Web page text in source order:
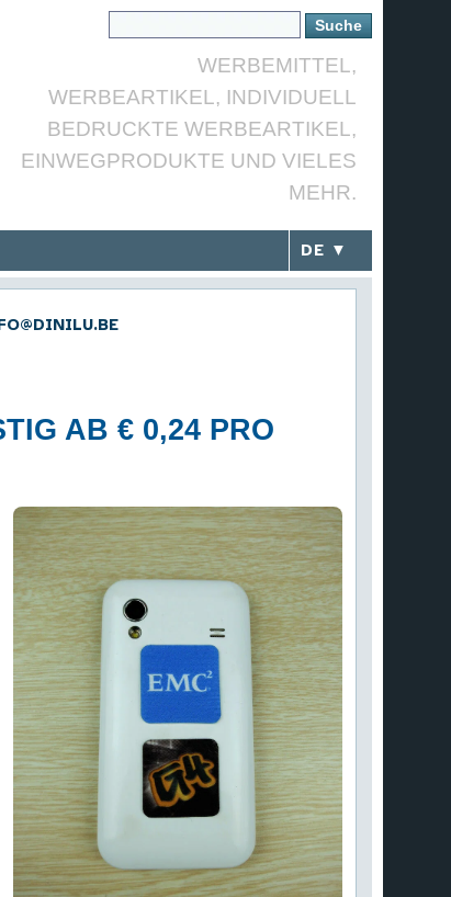
WERBEMITTEL,
WERBEARTIKEL, INDIVIDUELL
BEDRUCKTE WERBEARTIKEL,
EINWEGPRODUKTE UND VIELES
MEHR.
DE ▼
AB € 0,24 PRO